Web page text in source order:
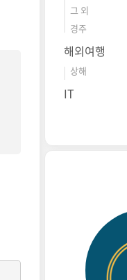
그 외
경주
해외여행
상해
IT